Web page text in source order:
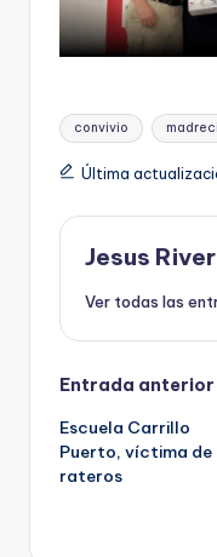
Etiquetas:
convivio
Última
Jesus
Ver todas las
de
entradas
Entrada anterior
Escuela Carrillo
Puerto, víctima de
rateros